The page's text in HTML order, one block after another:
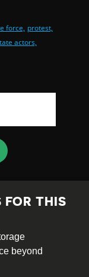
force, protest,
actors,
FOR THIS
beyond